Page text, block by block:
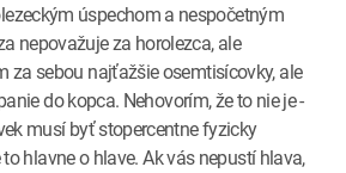
úspechom a nespo­četným
nepovažuje za horo­lezca, ale
za sebou najťažšie osemtisícovky, ale
do kopca. Nehovorím, že to nie je
musí byť stopercentne fyzicky
hlavne o hlave. Ak vás nepustí hlava,